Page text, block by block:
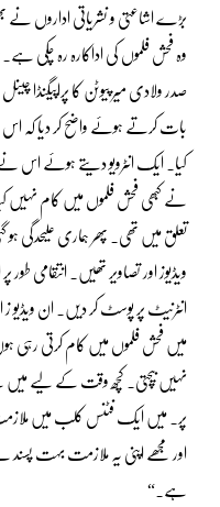
بڑے اشاعتی و نشریاتی اداروں نے
وہ فحش فلموں کی اداکارہ رہ چکی
صدر ولادی میر پیوٹن کا پراپیگنڈا
بات کرتے ہوئے واضح کر دیا کہ
کیا۔ ایک انٹرویو دیتے ہوئے اس نے
نے کبھی فحش فلموں میں کام
تعلق میں تھی۔ پھر ہماری
ویڈیوز اور تصاویر تھیں۔ انتقامی
انٹرنیٹ پر پوسٹ کر دیں۔ ان ویڈیو
میں فحش فلموں میں کام کرتی رہی
نہیں بیچتی۔ کچھ وقت کے لیے
پر۔ میں ایک فٹنس کلب میں
اور مجھے اپنی یہ ملازمت بہت
ہے۔“